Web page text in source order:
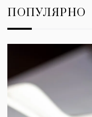
ПОПУЛЯРНО